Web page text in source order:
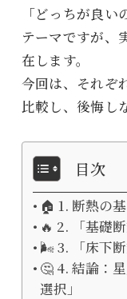
「どっちが良
テーマですが、
在します。
今回は、それぞ
比較し、後悔し
目次
🏠 1. 断熱の
🔥 2. 「基礎
🌬️ 3. 「床下断
🤔 4. 結論：
選択」